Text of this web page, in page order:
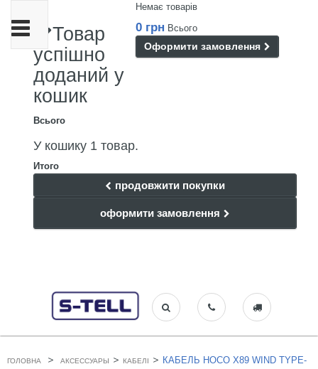
Немає товарів
0 грн Всього
Оформити замовлення
Товар
успішно
доданий у
кошик
Всього
У кошику 1 товар.
Итого
продовжити покупки
оформити замовлення
Toggle
navigation
ГОЛОВНА > АКСЕССУАРЫ > КАБЕЛІ > КАБЕЛЬ HOCO X89 WIND TYPE-